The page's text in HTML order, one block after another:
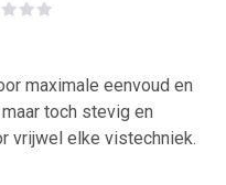
maximale eenvoud en
toch stevig en
vrijwel elke vistechniek.